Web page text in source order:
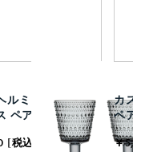
ルミ ユニバーサ
ペア グレー
[税込]
カス
ペア
￥